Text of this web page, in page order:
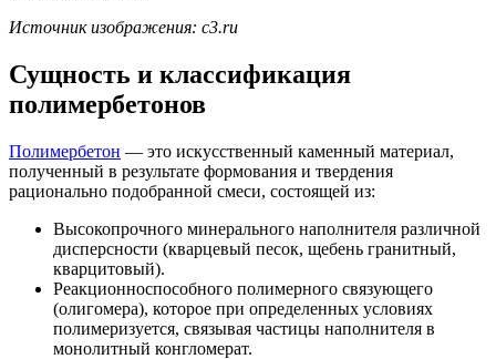
Источник изображения: c3.ru
Сущность и классификация
полимербетонов
Полимербетон — это искусственный каменный материал,
полученный в результате формования и твердения
рационально подобранной смеси, состоящей из:
Высокопрочного минерального наполнителя различной
дисперсности (кварцевый песок, щебень гранитный,
кварцитовый).
Реакционноспособного полимерного связующего
(олигомера), которое при определенных условиях
полимеризуется, связывая частицы наполнителя в
монолитный конгломерат.